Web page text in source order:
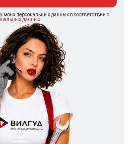
моих персональных данных в соответствии с
данных